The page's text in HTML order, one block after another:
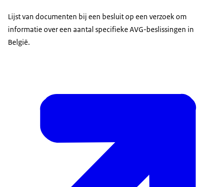
Lijst van documenten bij een besluit op een verzoek om
informatie over een aantal specifieke AVG-beslissingen in
België.